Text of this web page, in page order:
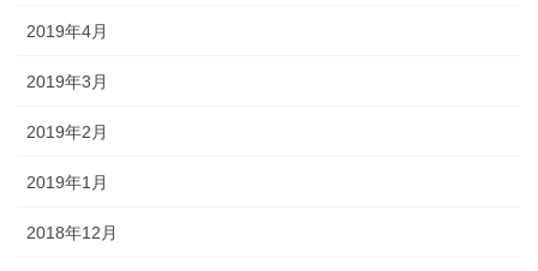
2019年4月
2019年3月
2019年2月
2019年1月
2018年12月